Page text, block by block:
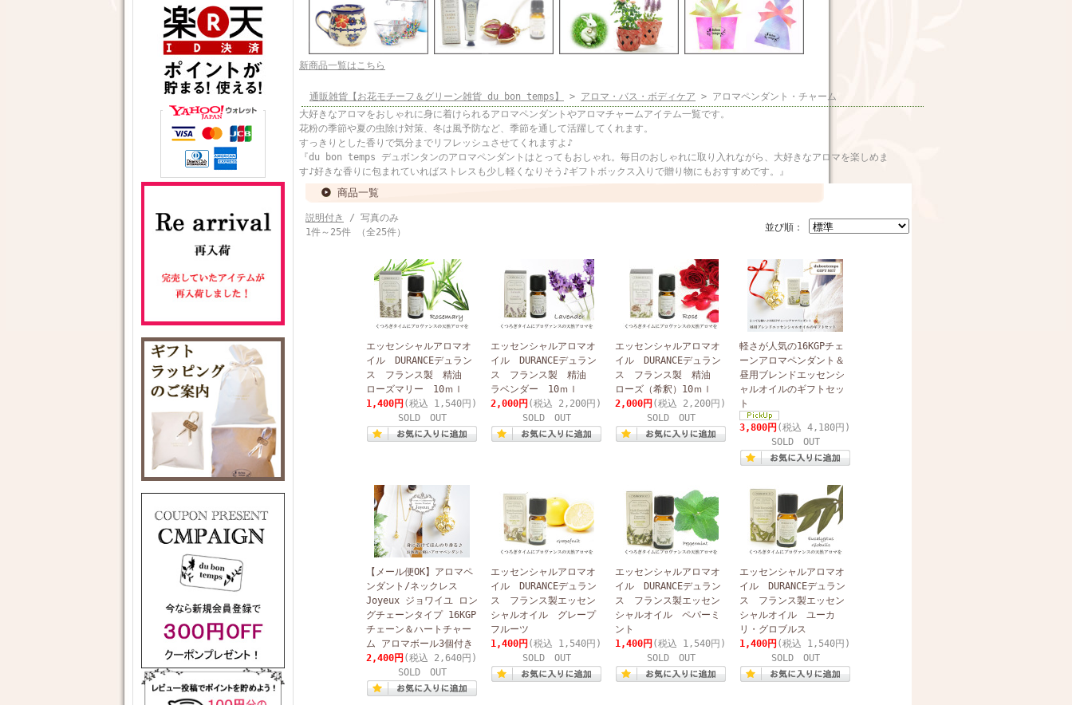
新商品一覧はこちら
通販雑貨【お花モチーフ＆グリーン雑貨 du bon temps】 > アロマ・バス・ボディケア > アロマペンダント・チャーム
大好きなアロマをおしゃれに身に着けられるアロマペンダントやアロマチャームアイテム一覧です。
花粉の季節や夏の虫除け対策、冬は風予防など、季節を通して活躍してくれます。
すっきりとした香りで気分までリフレッシュさせてくれますよ♪
『du bon temps デュボンタンのアロマペンダントはとってもおしゃれ。毎日のおしゃれに取り入れながら、大好きなアロマを楽しめま
す♪好きな香りに包まれていればストレスも少し軽くなりそう♪ギフトボックス入りで贈り物にもおすすめです。』
商品一覧
並び順：
説明付き
/ 写真のみ
1件～25件 （全25件）
エッセンシャルアロマオ
イル DURANCEデュラン
ス フランス製 精油
ローズマリー 10ｍｌ
1,400円 (税込 1,540円)
SOLD OUT
エッセンシャルアロマオ
イル DURANCEデュラン
ス フランス製 精油
ラベンダー 10ｍｌ
2,000円 (税込 2,200円)
SOLD OUT
エッセンシャルアロマオ
イル DURANCEデュラン
ス フランス製 精油
ローズ（希釈）10ｍｌ
2,000円 (税込 2,200円)
SOLD OUT
軽さが人気の16KGPチェ
ーンアロマペンダント＆
昼用ブレンドエッセンシ
ャルオイルのギフトセッ
ト
3,800円 (税込 4,180円)
SOLD OUT
【メール便OK】アロマペ
ンダント/ネックレス
Joyeux ジョワイユ ロン
グチェーンタイプ 16KGP
チェーン＆ハートチャー
ム アロマボール3個付き
2,400円 (税込 2,640円)
SOLD OUT
エッセンシャルアロマオ
イル DURANCEデュラン
ス フランス製エッセン
シャルオイル グレープ
フルーツ
1,400円 (税込 1,540円)
SOLD OUT
エッセンシャルアロマオ
イル DURANCEデュラン
ス フランス製エッセン
シャルオイル ペパーミ
ント
1,400円 (税込 1,540円)
SOLD OUT
エッセンシャルアロマオ
イル DURANCEデュラン
ス フランス製エッセン
シャルオイル ユーカ
リ・グロブルス
1,400円 (税込 1,540円)
SOLD OUT